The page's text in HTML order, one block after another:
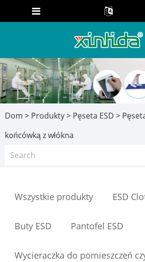
Dom > Produkty> Pęseta ESD >
końcówką z włókna
Wszystkie produkty ESD
Buty ESD Pantofel ESD
Wycieraczka do pomieszczeń